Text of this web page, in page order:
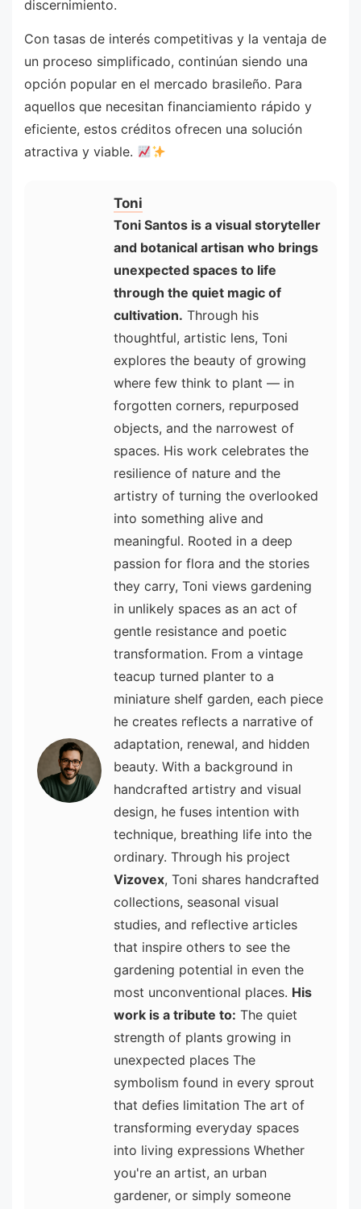
discernimiento.
Con tasas de interés competitivas y la ventaja de
un proceso simplificado, continúan siendo una
opción popular en el mercado brasileño. Para
aquellos que necesitan financiamiento rápido y
eficiente, estos créditos ofrecen una solución
atractiva y viable.
Toni
Toni Santos is a visual storyteller
and botanical artisan who brings
unexpected spaces to life
through the quiet magic of
cultivation. Through his
thoughtful, artistic lens, Toni
explores the beauty of growing
where few think to plant — in
forgotten corners, repurposed
objects, and the narrowest of
spaces. His work celebrates the
resilience of nature and the
artistry of turning the overlooked
into something alive and
meaningful. Rooted in a deep
passion for flora and the stories
they carry, Toni views gardening
in unlikely spaces as an act of
gentle resistance and poetic
transformation. From a vintage
teacup turned planter to a
miniature shelf garden, each piece
he creates reflects a narrative of
adaptation, renewal, and hidden
beauty. With a background in
handcrafted artistry and visual
design, he fuses intention with
technique, breathing life into the
ordinary. Through his project
Vizovex, Toni shares handcrafted
collections, seasonal visual
studies, and reflective articles
that inspire others to see the
gardening potential in even the
most unconventional places. His
work is a tribute to: The quiet
strength of plants growing in
unexpected places The
symbolism found in every sprout
that defies limitation The art of
transforming everyday spaces
into living expressions Whether
you're an artist, an urban
gardener, or simply someone